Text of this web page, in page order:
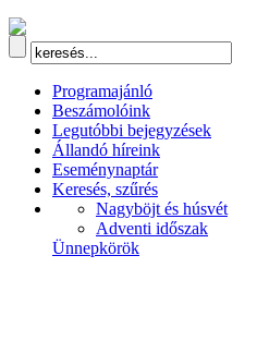
Programajánló
Beszámolóink
Legutóbbi bejegyzések
Állandó híreink
Eseménynaptár
Keresés, szűrés
Nagyböjt és húsvét
Adventi időszak
Ünnepkörök